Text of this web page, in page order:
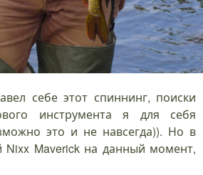
себе этот спиннинг, поиски
инструмента я для себя
это и не навсегда)). Но в
Maverick на данный момент,